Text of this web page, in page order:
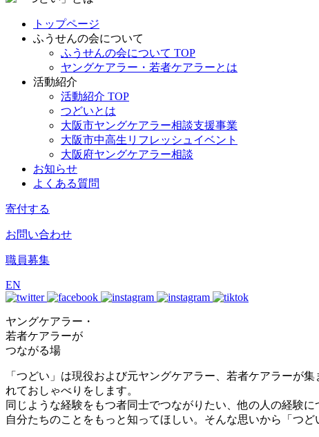
トップページ
ふうせんの会について
ふうせんの会について TOP
ヤングケアラー・若者ケアラーとは
活動紹介
活動紹介 TOP
つどいとは
大阪市ヤングケアラー相談支援事業
大阪市中高生リフレッシュイベント
大阪府ヤングケアラー相談
お知らせ
よくある質問
寄付する
お問い合わせ
職員募集
EN
ヤングケアラー・
若者ケアラーが
つながる場
「つどい」は現役および元ヤングケアラー、若者ケアラーが
れておしゃべりをします。
同じような経験をもつ者同士でつながりたい、他の人の経験に
自分たちのことをもっと知ってほしい。そんな思いから「つど